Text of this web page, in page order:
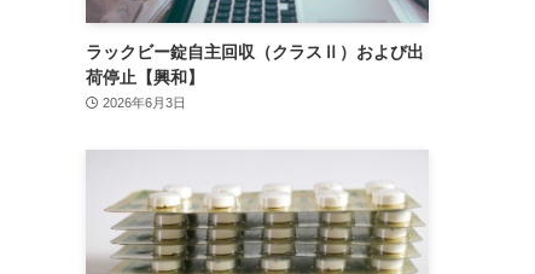
ラックビー錠自主回収（クラスⅡ）および出
荷停止【興和】
2026年6月3日